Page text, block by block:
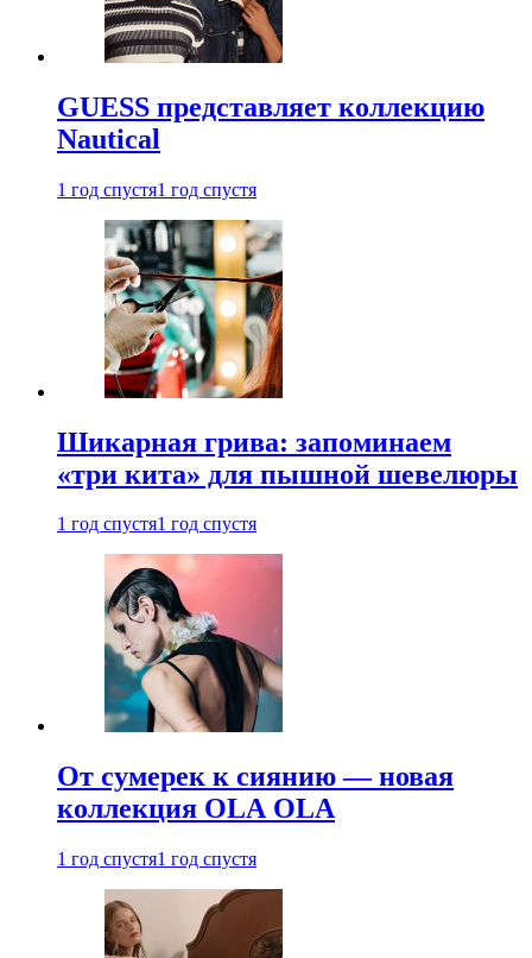
GUESS представляет коллекцию
Nautical
1 год спустя1 год спустя
Шикарная грива: запоминаем
«три кита» для пышной шевелюры
1 год спустя1 год спустя
От сумерек к сиянию — новая
коллекция OLA OLA
1 год спустя1 год спустя